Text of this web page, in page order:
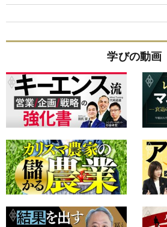
学びの動画